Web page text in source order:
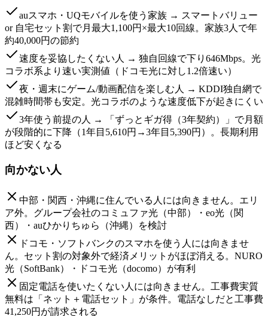
auスマホ・UQモバイルを使う家族 → スマートバリュー
or 自宅セット割で月最大1,100円×最大10回線。家族3人で年
約40,000円の節約
速度を妥協したくない人 → 独自回線で下り646Mbps。光
コラボ系より速い実測値（ドコモ光に対し1.2倍速い）
夜・週末にゲーム/動画配信を楽しむ人 → KDDI独自網で
混雑時間帯も安定。光コラボのような速度低下が起きにくい
3年使う前提の人 → 「ずっとギガ得（3年契約）」で月額
が段階的に下降（1年目5,610円→3年目5,390円）。長期利用
ほど安くなる
向かない人
中部・関西・沖縄に住んでいる人には向きません。エリ
ア外。グループ会社のコミュファ光（中部）・eo光（関
西）・auひかりちゅら（沖縄）を検討
ドコモ・ソフトバンクのスマホを使う人には向きませ
ん。セット割の対象外で経済メリットがほぼ消える。NURO
光（SoftBank）・ドコモ光（docomo）が有利
固定電話を使いたくない人には向きません。工事費実質
無料は「ネット＋電話セット」が条件。電話なしだと工事費
41,250円が請求される